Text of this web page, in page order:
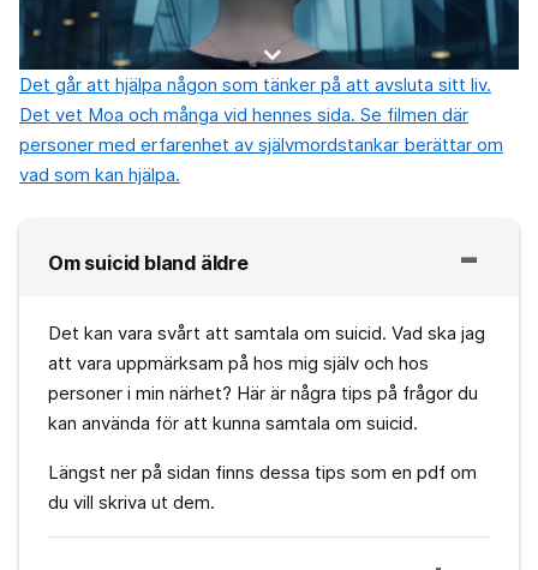
Det går att hjälpa någon som tänker på att avsluta sitt liv.
Det vet Moa och många vid hennes sida. Se filmen där
personer med erfarenhet av självmordstankar berättar om
vad som kan hjälpa.
Om suicid bland äldre
Det kan vara svårt att samtala om suicid. Vad ska jag
att vara uppmärksam på hos mig själv och hos
personer i min närhet? Här är några tips på frågor du
kan använda för att kunna samtala om suicid.
Längst ner på sidan finns dessa tips som en pdf om
du vill skriva ut dem.